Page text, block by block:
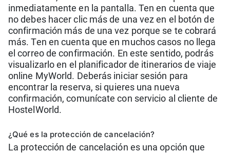
inmediatamente en la pantalla. Ten en cuenta que
no debes hacer clic más de una vez en el botón de
confirmación más de una vez porque se te cobrará
más. Ten en cuenta que en muchos casos no llega
el correo de confirmación. En este sentido, podrás
visualizarlo en el planificador de itinerarios de viaje
online MyWorld. Deberás iniciar sesión para
encontrar la reserva, si quieres una nueva
confirmación, comunícate con servicio al cliente de
HostelWorld.
¿Qué es la protección de cancelación?
La protección de cancelación es una opción que